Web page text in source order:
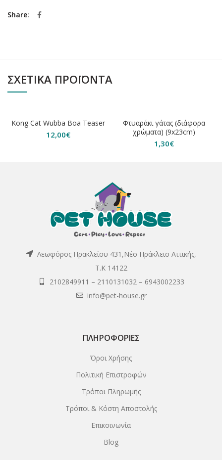
Share
ΣΧΕΤΙΚΆ ΠΡΟΪΌΝΤΑ
Kong Cat Wubba Boa Teaser
12,00€
Φτυαράκι γάτας (διάφορα
χρώματα) (9x23cm)
1,30€
Λεωφόρος Ηρακλείου 431,Νέο Ηράκλειο Αττικής,
Τ.Κ 14122
2102849911 – 2110131032 – 6943002233
info@pet-house.gr
ΠΛΗΡΟΦΟΡΊΕΣ
Όροι Χρήσης
Πολιτική Επιστροφών
Τρόποι Πληρωμής
Τρόποι & Κόστη Αποστολής
Επικοινωνία
Blog